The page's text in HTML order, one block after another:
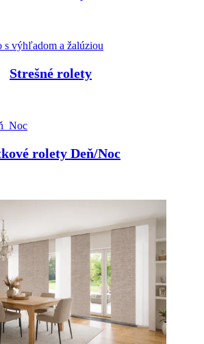
Strešné rolety
rolety Deň/Noc